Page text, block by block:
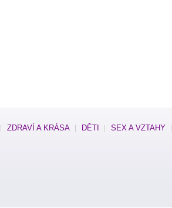
ZDRAVÍ A KRÁSA DĚTI SEX A VZTAHY